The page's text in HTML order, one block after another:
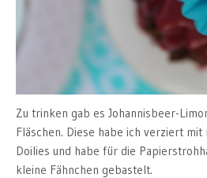
Zu trinken gab es Johannisbeer-
Fläschen. Diese habe ich verziert
Doilies und habe für die
kleine Fähnchen gebastelt.